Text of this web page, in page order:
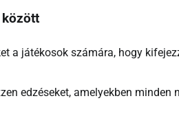
között
a játékosok számára, hogy
edzéseket, amelyekben